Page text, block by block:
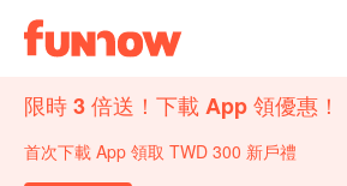
限時 3 倍送！下載 App 領優惠！
首次下載 App 領取 TWD 300 新戶禮